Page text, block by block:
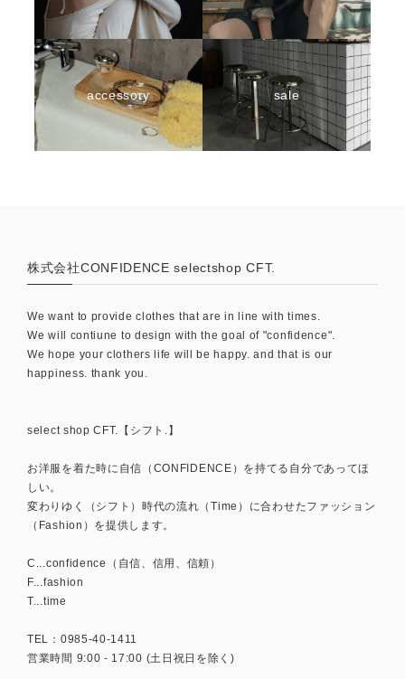
accessory sale
株式会社CONFIDENCE selectshop CFT.
We want to provide clothes that are in line with times.
We will contiune to design with the goal of "confidence".
We hope your clothers life will be happy. and that is our
happiness. thank you.
select shop CFT.【シフト.】
お洋服を着た時に自信（CONFIDENCE）を持てる自分であってほ
しい。
変わりゆく（シフト）時代の流れ（Time）に合わせたファッション
（Fashion）を提供します。
C...confidence（自信、信用、信頼）
F...fashion
T...time
TEL：0985-40-1411
営業時間 9:00 - 17:00 (土日祝日を除く)